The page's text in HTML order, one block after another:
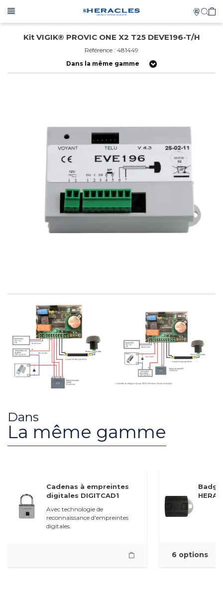
Kit VIGIK® PROVIC ONE X2 T25 DEVE196-T/H
Référence : 481449
Dans la même gamme
Dans
La même gamme
Cadenas à empreintes
digitales DIGITCAD1
Avec technologie de
reconnaissance d'empreintes
digitales.
6 options